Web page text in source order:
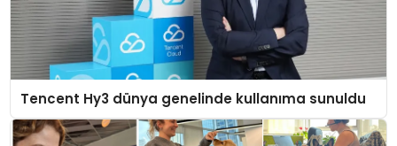
Tencent Hy3 dünya genelinde kullanıma sunuldu